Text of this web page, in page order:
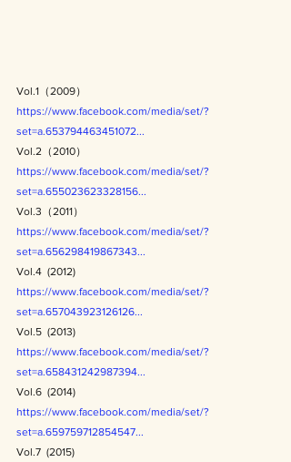
Vol.1（2009）
https://www.facebook.com/media/set/?
set=a.653794463451072...
Vol.2（2010）
https://www.facebook.com/media/set/?
set=a.655023623328156...
Vol.3（2011）
https://www.facebook.com/media/set/?
set=a.656298419867343...
Vol.4  (2012)
https://www.facebook.com/media/set/?
set=a.657043923126126...
Vol.5  (2013)
https://www.facebook.com/media/set/?
set=a.658431242987394...
Vol.6  (2014)
https://www.facebook.com/media/set/?
set=a.659759712854547...
Vol.7  (2015)